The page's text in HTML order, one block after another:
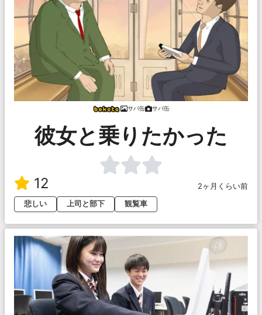
サバ缶 サバ缶
彼女と乗りたかった
12
2ヶ月くらい前
悲しい
上司と部下 観覧車